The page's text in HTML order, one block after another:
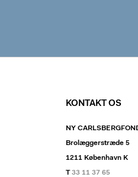
KONTAKT OS
NY
Brolæggerstræde 5
1211 København K
T33 11 37 65